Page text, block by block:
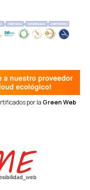
por la Green Web